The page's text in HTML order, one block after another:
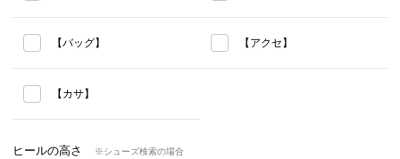
【バッグ】 【アクセ】
【カサ】
ヒールの高さ ※シューズ検索の場合